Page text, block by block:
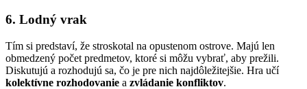
6. Lodný vrak
Tím si predstaví, že stroskotal na opustenom ostrove. Majú len
obmedzený počet predmetov, ktoré si môžu vybrať, aby prežili.
Diskutujú a rozhodujú sa, čo je pre nich najdôležitejšie. Hra učí
kolektívne rozhodovanie a zvládanie konfliktov.